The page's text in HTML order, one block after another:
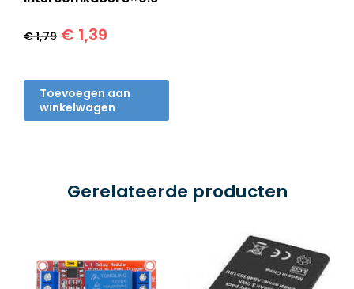
€1,79 Oorspronkelijke
€ 1,79.
€ 1,39
€ 1,39.
Toevoegen aan
winkelwagen
Gerelateerde producten